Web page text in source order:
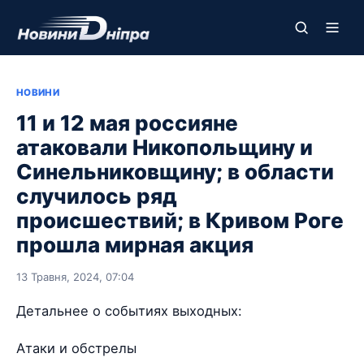
НОВИНИ
11 и 12 мая россияне
атаковали Никопольщину и
Синельниковщину; в области
случилось ряд
происшествий; в Кривом Роге
прошла мирная акция
13 Травня, 2024, 07:04
Детальнее о событиях выходных:
Атаки и обстрелы